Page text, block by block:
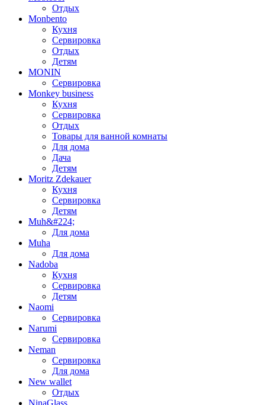
Отдых
Monbento
Кухня
Сервировка
Отдых
Детям
MONIN
Сервировка
Monkey business
Кухня
Сервировка
Отдых
Товары для ванной комнаты
Для дома
Дача
Детям
Moritz Zdekauer
Кухня
Сервировка
Детям
Muh&#224;
Для дома
Muha
Для дома
Nadoba
Кухня
Сервировка
Детям
Naomi
Сервировка
Narumi
Сервировка
Neman
Сервировка
Для дома
New wallet
Отдых